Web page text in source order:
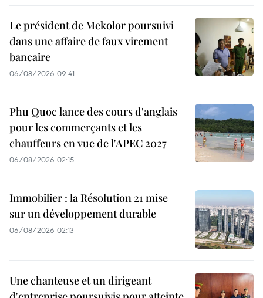
Le président de Mekolor poursuivi
dans une affaire de faux virement
bancaire
06/08/2026 09:41
Phu Quoc lance des cours d'anglais
pour les commerçants et les
chauffeurs en vue de l'APEC 2027
06/08/2026 02:15
Immobilier : la Résolution 21 mise
sur un développement durable
06/08/2026 02:13
Une chanteuse et un dirigeant